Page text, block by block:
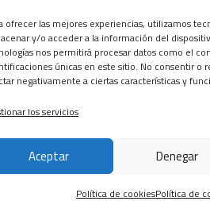
ofrecer las mejores experiencias, utilizamos
y/o acceder a la información del
nos permitirá procesar datos como el
únicas en este sitio. No consentir o
negativamente a ciertas características y
los servicios
Aceptar Denegar
Política de cookiesPolítica de